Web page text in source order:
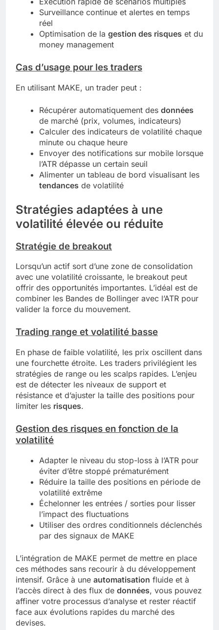
Surveillance continue et alertes en temps
réel
Optimisation de la gestion des risques et du
money management
Cas d’usage pour les traders
En utilisant MAKE, un trader peut :
Récupérer automatiquement des données
de marché (prix, volumes, indicateurs)
Calculer des indicateurs de volatilité chaque
minute ou chaque heure
Envoyer des notifications sur mobile lorsque
l’ATR dépasse un certain seuil
Alimenter un tableau de bord visualisant les
tendances de volatilité
Stratégies adaptées à une
volatilité élevée ou réduite
Stratégie de breakout
Lorsqu’un actif sort d’une zone de consolidation
avec une volatilité croissante, le breakout peut
offrir des opportunités importantes. L’idéal est de
combiner les Bandes de Bollinger avec l’ATR pour
valider la force du mouvement.
Trading range et volatilité basse
En phase de faible volatilité, les prix oscillent dans
une fourchette étroite. Les traders privilégient les
stratégies de range ou les scalps rapides. L’enjeu
est de détecter les niveaux de support et
résistance et d’ajuster la taille des positions pour
limiter les risques.
Gestion des risques en fonction de la
volatilité
Adapter le niveau du stop-loss à l’ATR pour
éviter d’être stoppé prématurément
Réduire la taille des positions en période de
volatilité extrême
Échelonner les entrées / sorties pour lisser
l’impact des fluctuations
Utiliser des ordres conditionnels déclenchés
par des signaux de MAKE
L’intégration de MAKE permet de mettre en place
ces méthodes sans recourir à du développement
intensif. Grâce à une automatisation fluide et à
l’accès direct à des flux de données, vous pouvez
affiner votre processus d’analyse et rester réactif
face aux évolutions rapides du marché des
devises.